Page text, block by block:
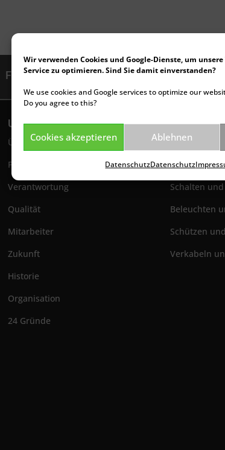
Wir verwenden Cookies und Google-Dienste, um
Service zu optimieren. Sind Sie damit einverstanden?
We use cookies and Google services to optimize our
Do you agree to this?
Cookies akzeptieren Ablehnen
DatenschutzDatenschutz
Fax +49 (0)2355 5084-50 •info@kalthoff-
Unternehmen
Über uns
Philosophie
Verantwortung
Qualität
Mitarbeiter
Zukunft
Historie
Organisation
24 Gründe
Produkte
Stecken und
Verlängern
Schalten
Beleuchten
Schützen
Verkabeln